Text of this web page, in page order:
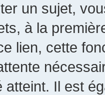
un sujet,
à la
lien, cette
atteint. Il est